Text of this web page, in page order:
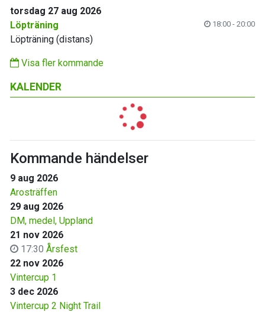
torsdag 27 aug 2026
Löpträning
18:00 - 20:00
Löpträning (distans)
Visa fler kommande
KALENDER
Kommande händelser
9 aug 2026
Arosträffen
29 aug 2026
DM, medel, Uppland
21 nov 2026
17:30 Årsfest
22 nov 2026
Vintercup 1
3 dec 2026
Vintercup 2 Night Trail